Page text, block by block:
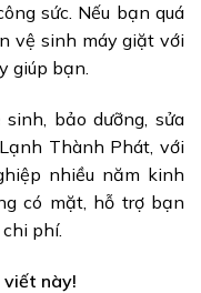
sức. Nếu bạn quá
vệ sinh máy giặt với
giúp bạn.
bảo dưỡng, sửa
Thành Phát, với
nhiều năm kinh
có mặt, hỗ trợ bạn
phí.
viết này!